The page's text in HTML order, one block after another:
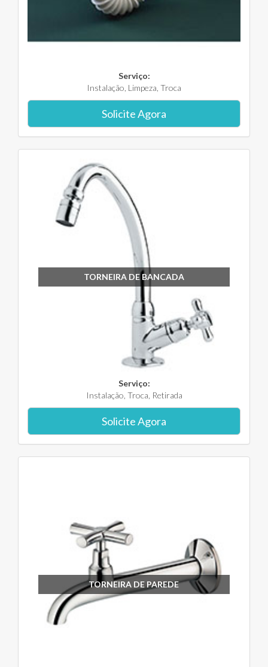
Serviço:
Instalação, Limpeza, Troca
Solicite Agora
TORNEIRA DE BANCADA
Serviço:
Instalação, Troca, Retirada
Solicite Agora
TORNEIRA DE PAREDE